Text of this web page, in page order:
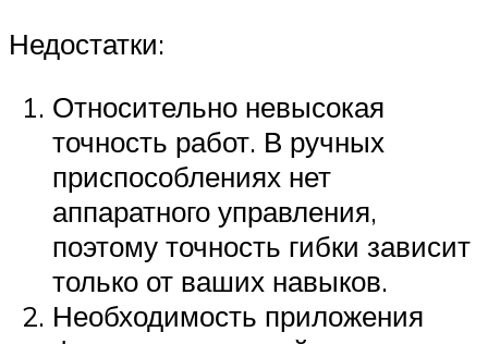
Недостатки:
Относительно невысокая
точность работ. В ручных
приспособлениях нет
аппаратного управления,
поэтому точность гибки зависит
только от ваших навыков.
Необходимость приложения